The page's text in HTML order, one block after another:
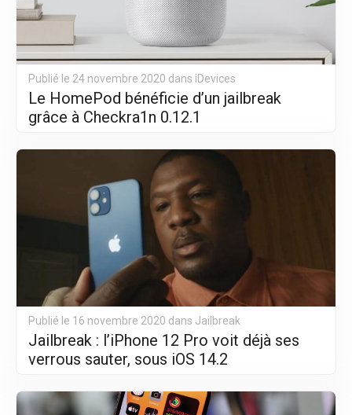
Le HomePod bénéficie d’un jailbreak
grâce à Checkra1n 0.12.1
Publié le 24 novembre 2020 dans iDevices
Jailbreak : l’iPhone 12 Pro voit déjà ses
verrous sauter, sous iOS 14.2
Publié le 16 novembre 2020 dans Jailbreak